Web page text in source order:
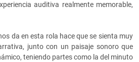
auditiva realmente memorable,
da en esta rola hace que se sienta muy
junto con un paisaje sonoro que
teniendo partes como la del minuto